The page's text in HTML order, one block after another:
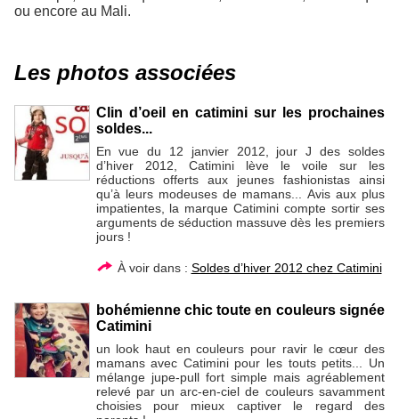
ou encore au Mali.
Les photos associées
Clin d’oeil en catimini sur les prochaines
soldes...
En vue du 12 janvier 2012, jour J des soldes
d’hiver 2012, Catimini lève le voile sur les
réductions offerts aux jeunes fashionistas ainsi
qu’à leurs modeuses de mamans... Avis aux plus
impatientes, la marque Catimini compte sortir ses
arguments de séduction massuve dès les premiers
jours !
À voir dans : Soldes d’hiver 2012 chez Catimini
bohémienne chic toute en couleurs signée
Catimini
un look haut en couleurs pour ravir le cœur des
mamans avec Catimini pour les touts petits... Un
mélange jupe-pull fort simple mais agréablement
relevé par un arc-en-ciel de couleurs savamment
choisies pour mieux captiver le regard des